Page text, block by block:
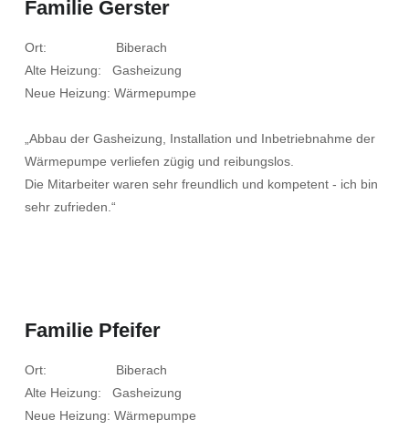
Familie Gerster
Ort: Biberach
Alte Heizung: Gasheizung
Neue Heizung: Wärmepumpe
„Abbau der Gasheizung, Installation und Inbetriebnahme der
Wärmepumpe verliefen zügig und reibungslos.
Die Mitarbeiter waren sehr freundlich und kompetent - ich bin
sehr zufrieden.“
Familie Pfeifer
Ort: Biberach
Alte Heizung: Gasheizung
Neue Heizung: Wärmepumpe